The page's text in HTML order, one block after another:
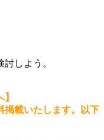
しよう。
掲載いたします。以下